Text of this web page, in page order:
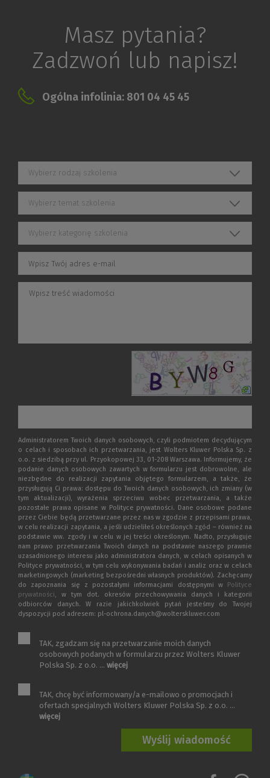
Masz pytania?
Zadzwoń lub napisz!
Ogólna infolinia: 801 04 45 45
Wybierz rodzaj szkolenia
Wybierz temat szkolenia
Wybierz kategorię szkolenia
Administratorem Twoich danych osobowych, czyli podmiotem decydującym
o celach i sposobach ich przetwarzania, jest Wolters Kluwer Polska Sp. z
o.o. z siedzibą przy ul. Przyokopowej 33, 01-208 Warszawa. Informujemy, że
podanie danych osobowych zawartych w formularzu jest dobrowolne, ale
niezbędne do realizacji zapytania objętego formularzem, a także, że
przysługują Ci prawa: dostępu do Twoich danych osobowych, ich zmiany (w
tym aktualizacji), wyrażenia sprzeciwu wobec przetwarzania, a także
pozostałe prawa opisane w Polityce prywatności. Dane osobowe podane
przez Ciebie będą przetwarzane przez nas w zgodzie z przepisami prawa,
w celu realizacji zapytania, a jeśli udzieliłeś określonych zgód – również na
podstawie ww. zgody i w celu w jej treści określonym. Nadto, przysługuje
nam prawo przetwarzania Twoich danych na podstawie naszego prawnie
uzasadnionego interesu jako administratora danych, w celach opisanych w
Polityce prywatności, w tym celu wykonywania badań i analiz oraz w celach
marketingowych (marketing bezpośredni własnych produktów). Zachęcamy
do zapoznania się z pozostałymi informacjami dostępnymi w Polityce
prywatności, w tym dot. okresów przechowywania danych i kategorii
odbiorców danych. W razie jakichkolwiek pytań jesteśmy do Twojej
dyspozycji pod adresem: pl-ochrona.danych@wolterskluwer.com
TAK, zgadzam się na przetwarzanie moich danych
osobowych podanych w formularzu przez Wolters Kluwer
Polska Sp. z o.o. ... więcej
TAK, chcę być informowany/a e-mailowo o promocjach i
ofertach specjalnych Wolters Kluwer Polska Sp. z o.o. ...
więcej